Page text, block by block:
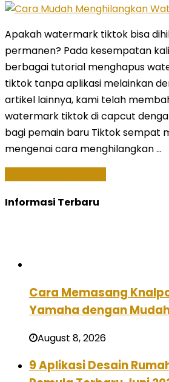
Apakah watermark tiktok bisa
permanen? Pada kesempatan
berbagai tutorial menghapus
tiktok tanpa aplikasi melainkan
artikel lainnya, kami telah
watermark tiktok di capcut
bagi pemain baru Tiktok sempat
mengenai cara menghilangkan …
Informasi Terbaru
Cara Memasang
Yamaha dengan
August 8, 2026
9 Aplikasi Desain